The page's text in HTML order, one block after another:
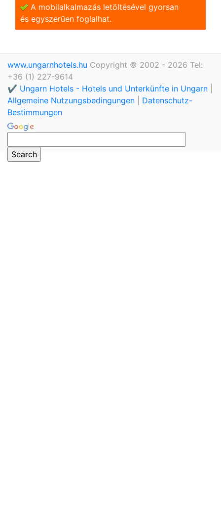
A mobilalkalmazás letöltésével gyorsan
és egyszerũen foglalhat.
www.ungarnhotels.hu Copyright © 2002 - 2026 Tel:
+36 (1) 227-9614
✔️ Ungarn Hotels - Hotels und Unterkünfte in Ungarn
Allgemeine Nutzungsbedingungen
Datenschutz-
Bestimmungen